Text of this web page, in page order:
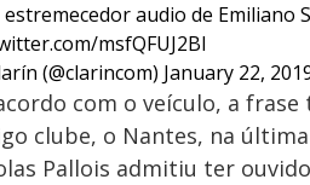
estremecedor audio de Emiliano
msfQFUJ2Bl
(@clarincom) January 22,
com o veículo, a
clube, o Nantes, na
Pallois admitiu ter